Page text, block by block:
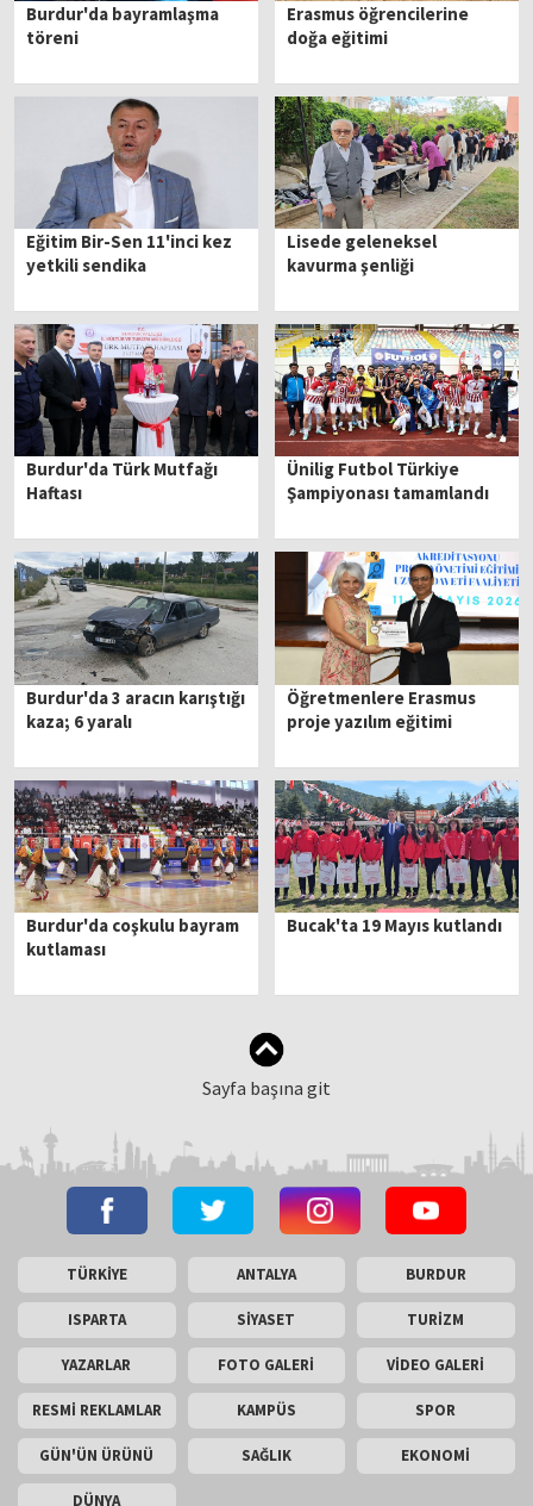
Burdur'da bayramlaşma
töreni
Erasmus öğrencilerine
doğa eğitimi
Eğitim Bir-Sen 11'inci kez
yetkili sendika
Lisede geleneksel
kavurma şenliği
Burdur'da Türk Mutfağı
Haftası
Ünilig Futbol Türkiye
Şampiyonası tamamlandı
Burdur'da 3 aracın karıştığı
kaza; 6 yaralı
Öğretmenlere Erasmus
proje yazılım eğitimi
Burdur'da coşkulu bayram
kutlaması
Bucak'ta 19 Mayıs kutlandı
Sayfa başına git
TÜRKİYE ANTALYA BURDUR
ISPARTA SİYASET TURİZM
YAZARLAR FOTO GALERİ VİDEO GALERİ
RESMİ REKLAMLAR KAMPÜS SPOR
GÜN'ÜN ÜRÜNÜ SAĞLIK EKONOMİ
DÜNYA